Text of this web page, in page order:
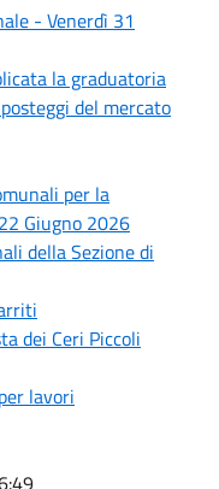
- Venerdì 31
la graduatoria
del mercato
per la
Giugno 2026
della Sezione di
dei Ceri Piccoli
lavori